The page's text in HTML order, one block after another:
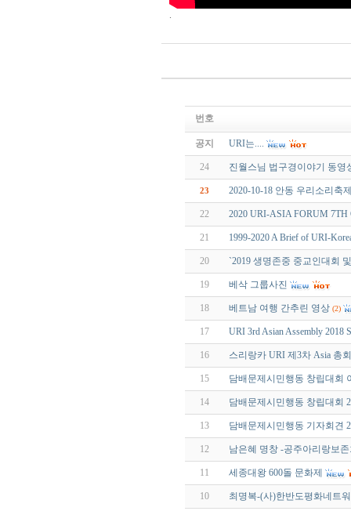
.
번호
공지 URI는....
24 진월스님 법구경이야기 동
23 2020-10-18 안동 우리소리축
22 2020 URI-ASIA FORUM 7TH
21 1999-2020 A Brief of URI-
20 `2019 생명존중 중교인대회
19 베삭 그룹사진
18 베트남 여행 간추린 영상 (2)
17 URI 3rd Asian Assembly 2018
16 스리랑카 URI 제3차 Asia 총
15 담배문제시민행동 창립대회
14 담배문제시민행동 창립대회
13 담배문제시민행동 기자회견
12 남은혜 명창 -공주아리랑보
11 세종대왕 600돌 문화제
10 최명복-(사)한반도평화네트